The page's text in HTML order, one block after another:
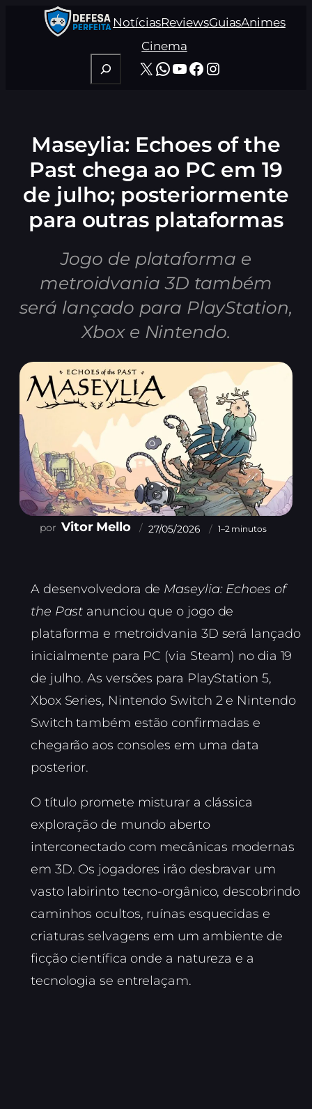
NotíciasReviewsGuiasAnimes
Cinema
Pesquisar
X WhatsApp
Youtube
Facebook
Instagram
Maseylia: Echoes of the
Past chega ao PC em 19
de julho; posteriormente
para outras plataformas
Jogo de plataforma e
metroidvania 3D também
será lançado para PlayStation,
Xbox e Nintendo.
Vitor Mello 27/05/2026 1–2 minutos
A desenvolvedora de Maseylia: Echoes of
the Past anunciou que o jogo de
plataforma e metroidvania 3D será lançado
inicialmente para PC (via Steam) no dia 19
de julho. As versões para PlayStation 5,
Xbox Series, Nintendo Switch 2 e Nintendo
Switch também estão confirmadas e
chegarão aos consoles em uma data
posterior.
O título promete misturar a clássica
exploração de mundo aberto
interconectado com mecânicas modernas
em 3D. Os jogadores irão desbravar um
vasto labirinto tecno-orgânico, descobrindo
caminhos ocultos, ruínas esquecidas e
criaturas selvagens em um ambiente de
ficção científica onde a natureza e a
tecnologia se entrelaçam.